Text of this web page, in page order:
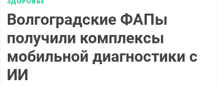
Волгоградские ФАПы
получили комплексы
мобильной диагностики с
ИИ